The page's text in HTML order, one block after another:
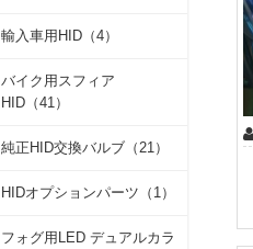
輸入車用HID（4）
バイク用スフィア
HID（41）
純正HID交換バルブ（21）
HIDオプションパーツ（1）
フォグ用LED デュアルカラ